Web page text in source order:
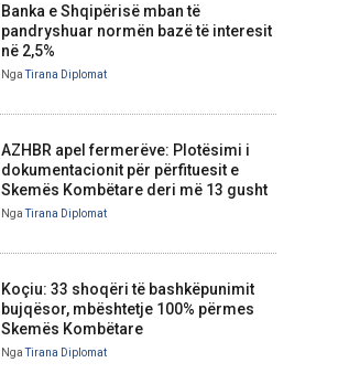
Banka e Shqipërisë mban të
pandryshuar normën bazë të interesit
në 2,5%
Nga Tirana Diplomat
AZHBR apel fermerëve: Plotësimi i
dokumentacionit për përfituesit e
Skemës Kombëtare deri më 13 gusht
Nga Tirana Diplomat
Koçiu: 33 shoqëri të bashkëpunimit
bujqësor, mbështetje 100% përmes
Skemës Kombëtare
Nga Tirana Diplomat